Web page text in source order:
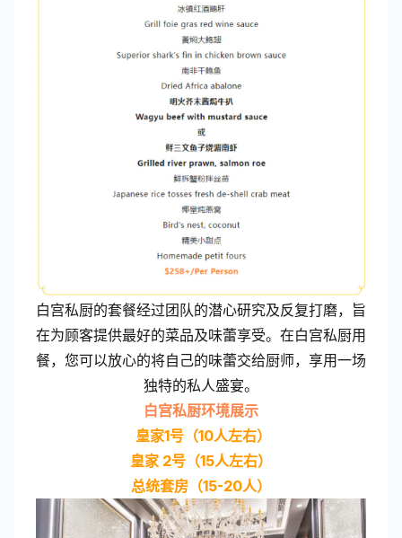
白宫私厨的套餐经过团队的潜心研究及反复打磨，旨
在为顾客提供最好的菜品及味蕾享受。在白宫私厨用
餐，您可以放心的将自己的味蕾交给厨师，享用一场
独特的私人盛宴。
白宫私厨环境展示
皇家1号（10人左右）
皇家 2号（15人左右）
总统套房（15-20人）